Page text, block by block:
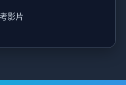
影片